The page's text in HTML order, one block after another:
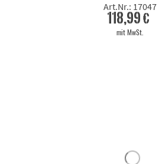
Art.Nr.: 17047
118,99 €
mit MwSt.